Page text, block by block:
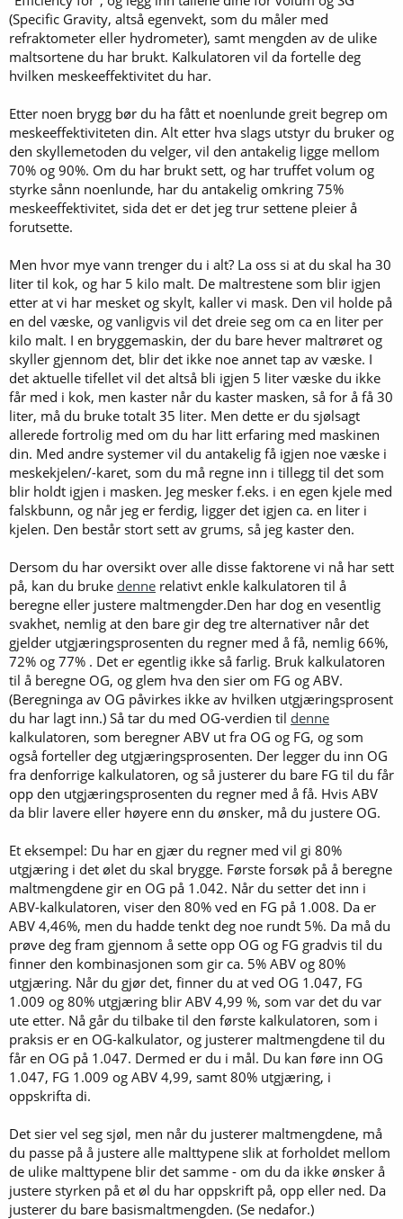
(Specific Gravity, altså egenvekt, som du måler med
refraktometer eller hydrometer), samt mengden av de ulike
maltsortene du har brukt. Kalkulatoren vil da fortelle deg
hvilken meskeeffektivitet du har.
Etter noen brygg bør du ha fått et noenlunde greit begrep om
meskeeffektiviteten din. Alt etter hva slags utstyr du bruker og
den skyllemetoden du velger, vil den antakelig ligge mellom
70% og 90%. Om du har brukt sett, og har truffet volum og
styrke sånn noenlunde, har du antakelig omkring 75%
meskeeffektivitet, sida det er det jeg trur settene pleier å
forutsette.
Men hvor mye vann trenger du i alt? La oss si at du skal ha 30
liter til kok, og har 5 kilo malt. De maltrestene som blir igjen
etter at vi har mesket og skylt, kaller vi mask. Den vil holde på
en del væske, og vanligvis vil det dreie seg om ca en liter per
kilo malt. I en bryggemaskin, der du bare hever maltrøret og
skyller gjennom det, blir det ikke noe annet tap av væske. I
det aktuelle tifellet vil det altså bli igjen 5 liter væske du ikke
får med i kok, men kaster når du kaster masken, så for å få 30
liter, må du bruke totalt 35 liter. Men dette er du sjølsagt
allerede fortrolig med om du har litt erfaring med maskinen
din. Med andre systemer vil du antakelig få igjen noe væske i
meskekjelen/-karet, som du må regne inn i tillegg til det som
blir holdt igjen i masken. Jeg mesker f.eks. i en egen kjele med
falskbunn, og når jeg er ferdig, ligger det igjen ca. en liter i
kjelen. Den består stort sett av grums, så jeg kaster den.
Dersom du har oversikt over alle disse faktorene vi nå har sett
på, kan du bruke denne relativt enkle kalkulatoren til å
beregne eller justere maltmengder.Den har dog en vesentlig
svakhet, nemlig at den bare gir deg tre alternativer når det
gjelder utgjæringsprosenten du regner med å få, nemlig 66%,
72% og 77% . Det er egentlig ikke så farlig. Bruk kalkulatoren
til å beregne OG, og glem hva den sier om FG og ABV.
(Beregninga av OG påvirkes ikke av hvilken utgjæringsprosent
du har lagt inn.) Så tar du med OG-verdien til denne
kalkulatoren, som beregner ABV ut fra OG og FG, og som
også forteller deg utgjæringsprosenten. Der legger du inn OG
fra denforrige kalkulatoren, og så justerer du bare FG til du får
opp den utgjæringsprosenten du regner med å få. Hvis ABV
da blir lavere eller høyere enn du ønsker, må du justere OG.
Et eksempel: Du har en gjær du regner med vil gi 80%
utgjæring i det ølet du skal brygge. Første forsøk på å beregne
maltmengdene gir en OG på 1.042. Når du setter det inn i
ABV-kalkulatoren, viser den 80% ved en FG på 1.008. Da er
ABV 4,46%, men du hadde tenkt deg noe rundt 5%. Da må du
prøve deg fram gjennom å sette opp OG og FG gradvis til du
finner den kombinasjonen som gir ca. 5% ABV og 80%
utgjæring. Når du gjør det, finner du at ved OG 1.047, FG
1.009 og 80% utgjæring blir ABV 4,99 %, som var det du var
ute etter. Nå går du tilbake til den første kalkulatoren, som i
praksis er en OG-kalkulator, og justerer maltmengdene til du
får en OG på 1.047. Dermed er du i mål. Du kan føre inn OG
1.047, FG 1.009 og ABV 4,99, samt 80% utgjæring, i
oppskrifta di.
Det sier vel seg sjøl, men når du justerer maltmengdene, må
du passe på å justere alle malttypene slik at forholdet mellom
de ulike malttypene blir det samme - om du da ikke ønsker å
justere styrken på et øl du har oppskrift på, opp eller ned. Da
justerer du bare basismaltmengden. (Se nedafor.)